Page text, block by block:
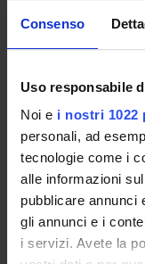
Consenso
Uso responsabile
Noi e i nostri 1022
personali, ad
tecnologie come i
alle informazioni
pubblicare annunci
gli annunci e i
i servizi. Avete la
CORSI DI LAUREA
POST LAUREA
Corso a esaurimento
Disordini